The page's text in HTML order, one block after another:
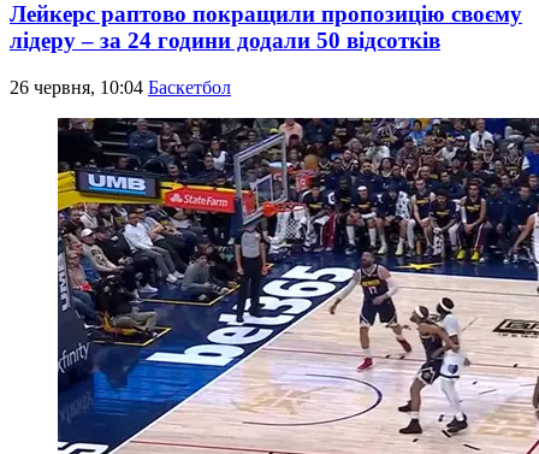
Лейкерс раптово покращили пропозицію своєму
лідеру – за 24 години додали 50 відсотків
26 червня, 10:04 Баскетбол